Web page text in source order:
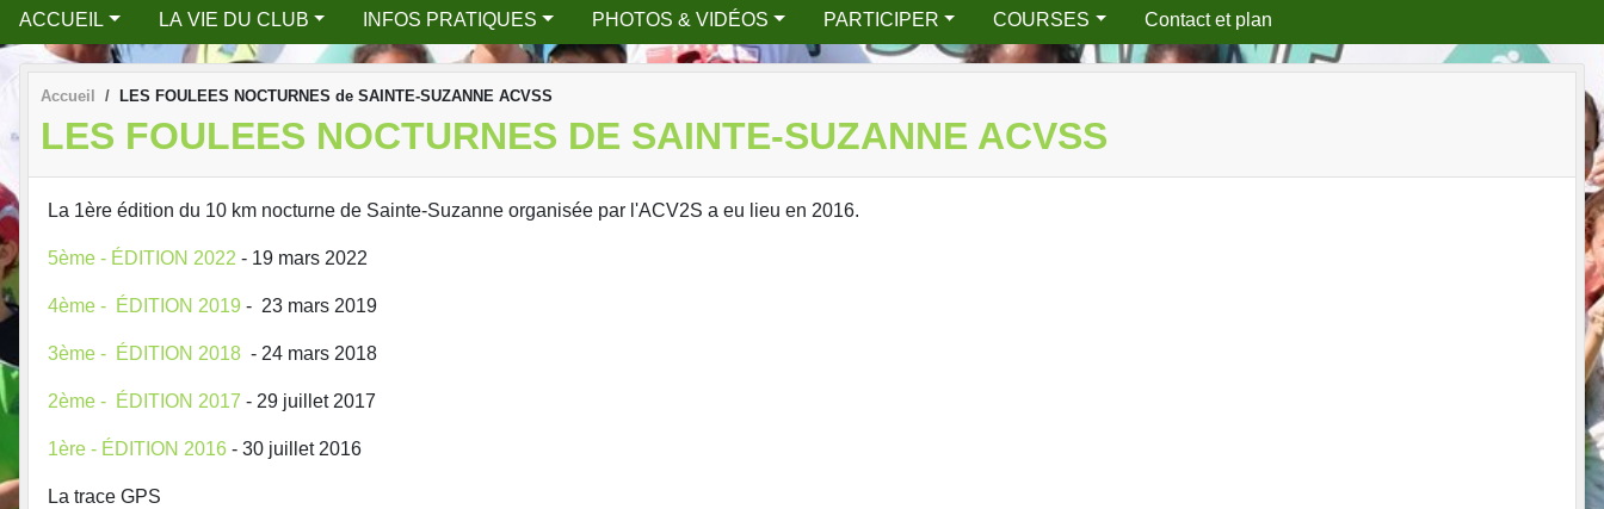
ACCUEIL LA VIE DU CLUB INFOS PRATIQUES PHOTOS & VIDÉOS PARTICIPER COURSES Contact et plan
Accueil LES FOULEES NOCTURNES de SAINTE-SUZANNE ACVSS
LES FOULEES NOCTURNES DE SAINTE-SUZANNE ACVSS
La 1ère édition du 10 km nocturne de Sainte-Suzanne organisée par l'ACV2S a eu lieu en 2016.
5ème - ÉDITION 2022 - 19 mars 2022
4ème - ÉDITION 2019 - 23 mars 2019
3ème - ÉDITION 2018 - 24 mars 2018
2ème - ÉDITION 2017 - 29 juillet 2017
1ère - ÉDITION 2016 - 30 juillet 2016
La trace GPS